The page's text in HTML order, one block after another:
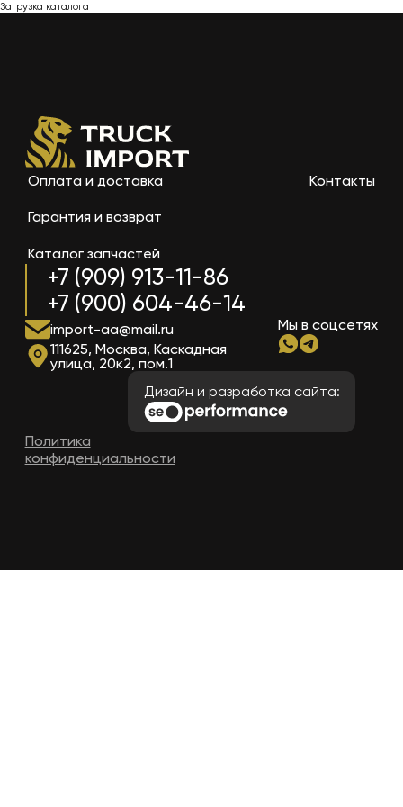
Загрузка каталога
+7 (909) 913-11-86
+7 (900) 604-46-14
Оплата и доставка
Гарантия и возврат
Каталог запчастей
Контакты
import-aa@mail.ru
111625, Москва, Каскадная
улица, 20к2, пом.1
Мы в соцсетях
Дизайн и разработка сайта:
Политика
конфиденциальности